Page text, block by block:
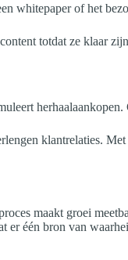
whitepaper of het
totdat ze klaar
klantrelaties.
maakt groei
één bron van